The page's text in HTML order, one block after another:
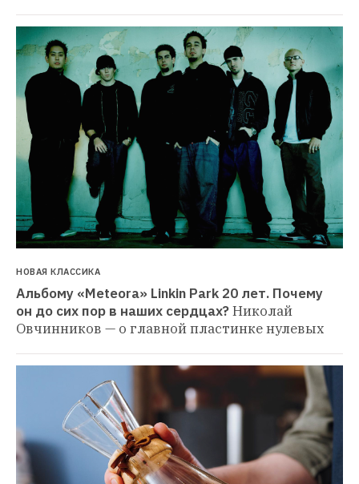
НОВАЯ КЛАССИКА
Альбому «Meteora» Linkin Park 20 лет. Почему
он до сих пор в наших сердцах?Николай
Овчинников — о главной пластинке нулевых